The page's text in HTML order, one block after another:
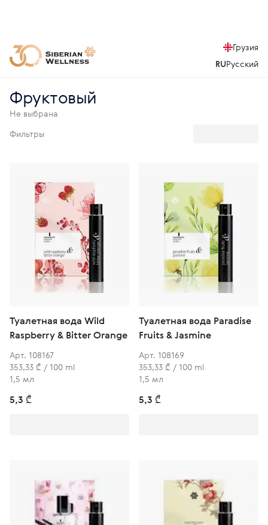
Грузия
RUРусский
Фруктовый
Не выбрана
Фильтры
Туалетная вода Wild
Raspberry & Bitter Orange
Арт. 108167
353,33 ₾ / 100 ml
1,5 мл
5,3 ₾
Туалетная вода Paradise
Fruits & Jasmine
Арт. 108169
353,33 ₾ / 100 ml
1,5 мл
5,3 ₾